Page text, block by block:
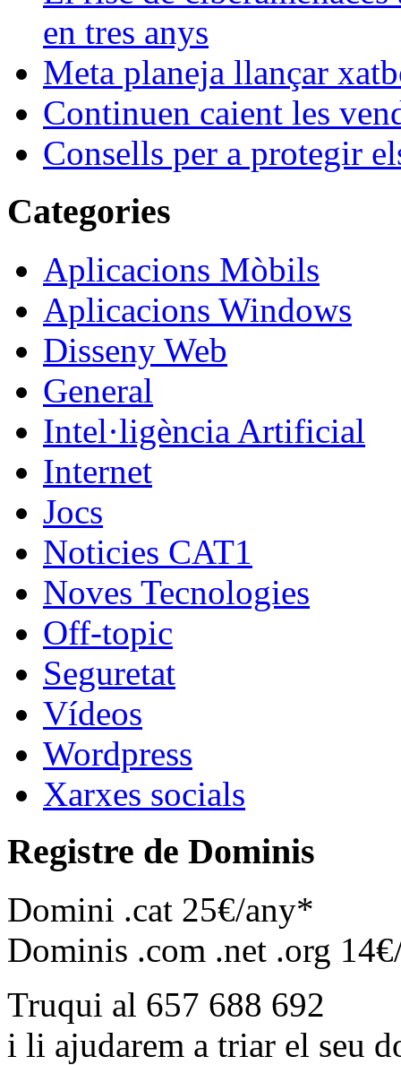
en tres anys
Meta planeja llançar
Continuen caient les
Consells per a protegir
Categories
Aplicacions Mòbils
Aplicacions Windows
Disseny Web
General
Intel·ligència Artificial
Internet
Jocs
Noticies CAT1
Noves Tecnologies
Off-topic
Seguretat
Vídeos
Wordpress
Xarxes socials
Registre de Dominis
Domini .cat 25€/any*
Dominis .com .net .org
Truqui al 657 688 692
i li ajudarem a triar el seu